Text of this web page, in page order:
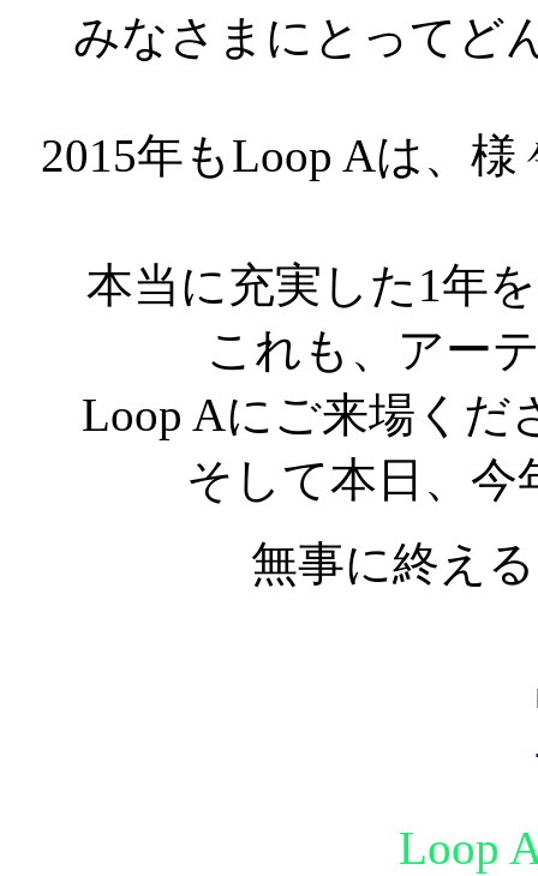
みなさまにとってど
2015年もLoop Aは、
本当に充実した1年
これも、アー
Loop Aにご来場く
そして本日、今
無事に終え
Loop